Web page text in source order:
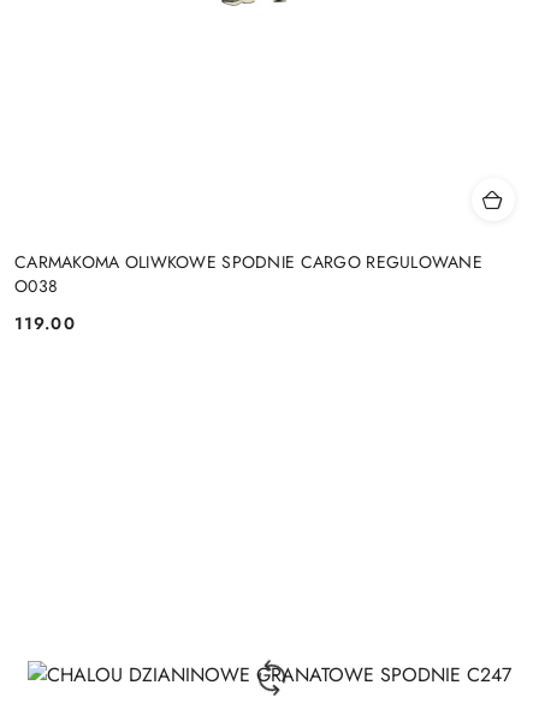
CARMAKOMA OLIWKOWE SPODNIE CARGO REGULOWANE
O038
Cena:
119.00